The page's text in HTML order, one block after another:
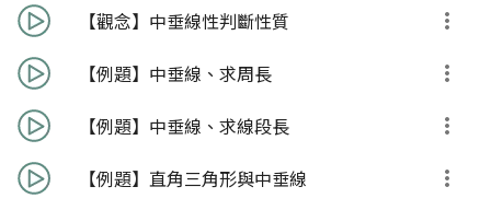
【觀念】中垂線性判斷性質
【例題】中垂線、求周長
【例題】中垂線、求線段長
【例題】直角三角形與中垂線